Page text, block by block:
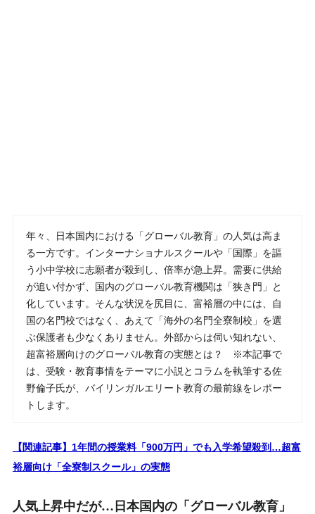
年々、日本国内における「グローバル教育」の人気は高ま
る一方です。インターナショナルスクールや「国際」を謳
う小中学校に志願者が殺到し、倍率が急上昇。需要に供給
が追い付かず、国内のグローバル教育機関は「狭き門」と
化しています。そんな状況を尻目に、富裕層の中には、自
国の名門校ではなく、あえて「海外の名門全寮制校」を選
ぶ保護者も少なくありません。外部からは伺い知れない、
超富裕層向けのグローバル教育の実態とは？ ※本記事で
は、受験・教育事情をテーマに小説とコラムを執筆する佐
野倫子氏が、バイリンガルエリート教育の最前線をレポー
トします。
【関連記事】1年間の授業料「900万円」でも入学希望殺到…超富
裕層向け「全寮制スクール」の実態
人気上昇中だが…日本国内の「グローバル教育」